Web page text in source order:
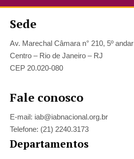
Sede
Av. Marechal Câmara n° 210, 5º andar
Centro – Rio de Janeiro – RJ
CEP 20.020-080
Fale conosco
E-mail: iab@iabnacional.org.br
Telefone: (21) 2240.3173
Departamentos